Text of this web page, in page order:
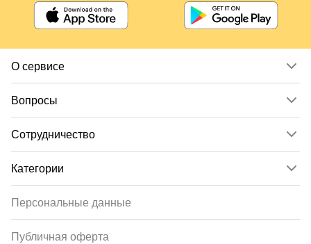
О сервисе
Вопросы
Сотрудничество
Категории
Персональные данные
Публичная оферта